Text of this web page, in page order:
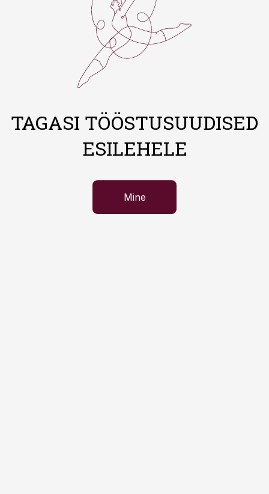
TAGASI TÖÖSTUSUUDISED
ESILEHELE
Mine